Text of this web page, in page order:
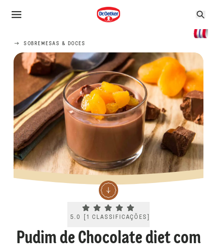
SOBREMESAS & DOCES
Current rating 5.0. Click to rate.
5.0 1 CLASSIFICAÇÕES
Pudim de Chocolate diet com